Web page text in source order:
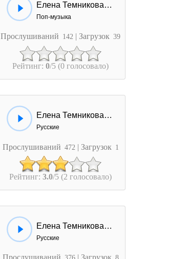
Елена Темникова - Не Модные
Поп-музыка
Прослушиваний 142 | Загрузок 39
Рейтинг:0/5 (0 голосовало)
Елена Темникова - Говорила
Русские
Прослушиваний 472 | Загрузок 1
Рейтинг:3.0/5 (2 голосовало)
Елена Темникова - Под луной
Русские
Прослушиваний 376 | Загрузок 8